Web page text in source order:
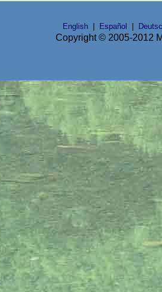
English Español
Copyright © 2005-2012